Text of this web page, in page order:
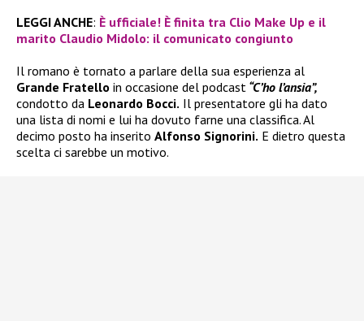
LEGGI ANCHE: È ufficiale! È finita tra Clio Make Up e il
marito Claudio Midolo: il comunicato congiunto
Il romano è tornato a parlare della sua esperienza al
Grande Fratello in occasione del podcast “C’ho l’ansia”,
condotto da Leonardo Bocci. Il presentatore gli ha dato
una lista di nomi e lui ha dovuto farne una classifica. Al
decimo posto ha inserito Alfonso Signorini. E dietro questa
scelta ci sarebbe un motivo.